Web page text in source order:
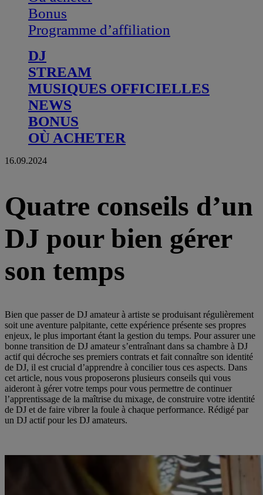
Bonus
Programme d’affiliation
DJ
STREAM
MUSIQUES OFFICIELLES
NEWS
BONUS
OÙ ACHETER
16.09.2024
Quatre conseils d’un
DJ pour bien gérer
son temps
Bien que passer de DJ amateur à artiste se produisant régulièrement
soit une aventure palpitante, cette expérience présente ses propres
enjeux, le plus important étant la gestion du temps. Pour assurer une
bonne transition de DJ amateur s’entraînant dans sa chambre à DJ
actif qui décroche ses premiers contrats et fait connaître son identité
de DJ, il est crucial d’apprendre à concilier tous ces aspects. Dans
cet article, nous vous proposerons plusieurs conseils qui vous
aideront à gérer votre temps pour vous permettre de continuer
l’apprentissage de la maîtrise du mixage, de construire votre identité
de DJ et de faire vibrer la foule à chaque performance. Rédigé par
un DJ actif pour les DJ amateurs.